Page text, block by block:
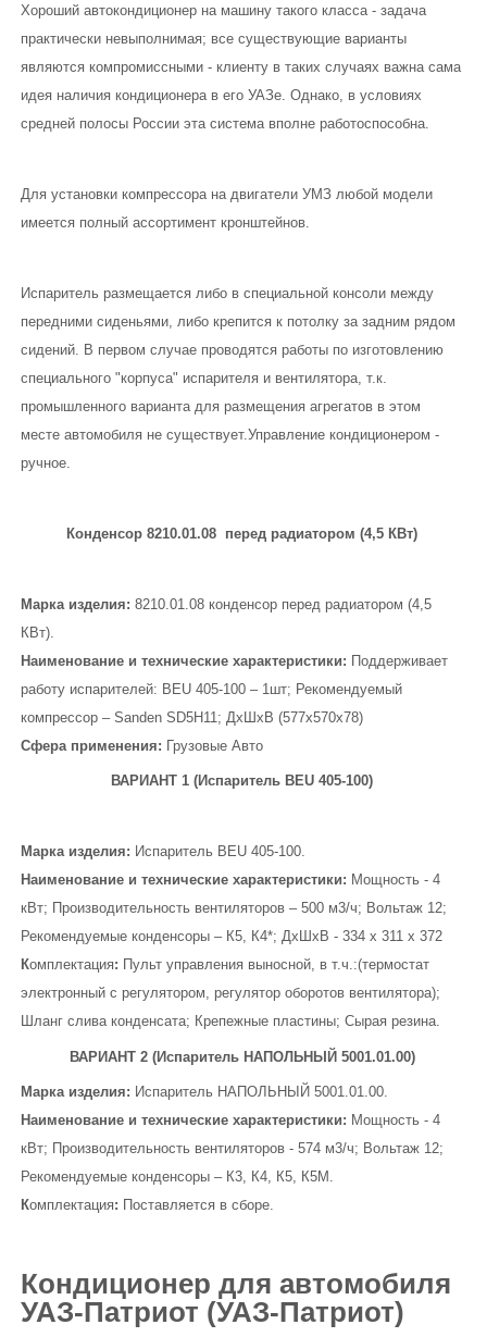
Eberspacher
ГИДРОБОРТА
Хороший автокондиционер на машину такого класса - задача
практически невыполнимая; все существующие варианты
являются компромиссными - клиенту в таких случаях важна сама
идея наличия кондиционера в его УАЗе. Однако, в условиях
средней полосы России эта система вполне работоспособна.
Для установки компрессора на двигатели УМЗ любой модели
имеется полный ассортимент кронштейнов.
Испаритель размещается либо в специальной консоли между
передними сиденьями, либо крепится к потолку за задним рядом
сидений. В первом случае проводятся работы по изготовлению
специального "корпуса" испарителя и вентилятора, т.к.
промышленного варианта для размещения агрегатов в этом
месте автомобиля не существует.Управление кондиционером -
ручное.
Конденсор 8210.01.08 перед радиатором (4,5 КВт)
Марка изделия: 8210.01.08 конденсор перед радиатором (4,5
КВт).
Наименование и технические характеристики: Поддерживает
работу испарителей: BEU 405-100 – 1шт; Рекомендуемый
компрессор – Sanden SD5Н11; ДхШхВ (577х570х78)
Сфера применения: Грузовые Авто
ВАРИАНТ 1 (Испаритель BEU 405-100)
Марка изделия: Испаритель BEU 405-100.
Наименование и технические характеристики: Мощность - 4
кВт; Производительность вентиляторов – 500 м3/ч; Вольтаж 12;
Рекомендуемые конденсоры – К5, К4*; ДхШхВ - 334 х 311 х 372
Комплектация: Пульт управления выносной, в т.ч.:(термостат
электронный с регулятором, регулятор оборотов вентилятора);
Шланг слива конденсата; Крепежные пластины; Сырая резина.
ВАРИАНТ 2 (Испаритель НАПОЛЬНЫЙ 5001.01.00)
Марка изделия: Испаритель НАПОЛЬНЫЙ 5001.01.00.
Наименование и технические характеристики: Мощность - 4
кВт; Производительность вентиляторов - 574 м3/ч; Вольтаж 12;
Рекомендуемые конденсоры – К3, К4, К5, К5М.
Комплектация: Поставляется в сборе.
Кондиционер для автомобиля
УАЗ-Патриот (УАЗ-Патриот)